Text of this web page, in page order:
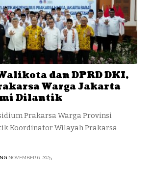
dan DPRD DKI,
Warga Jakarta
Dilantik
Prakarsa Warga Provinsi
Koordinator Wilayah Prakarsa
NOVEMBER 6, 2025